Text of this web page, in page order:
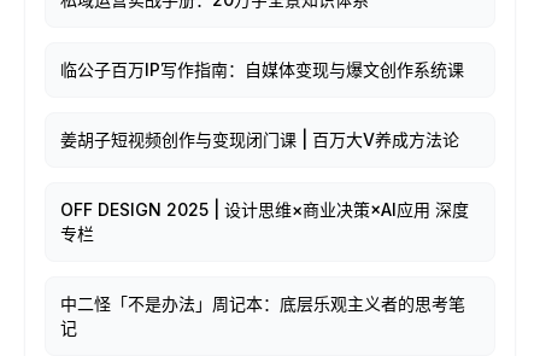
临公子百万IP写作指南：自媒体变现与爆文创作系统课
姜胡子短视频创作与变现闭门课 | 百万大V养成方法论
OFF DESIGN 2025 | 设计思维×商业决策×AI应用 深度
专栏
中二怪「不是办法」周记本：底层乐观主义者的思考笔
记